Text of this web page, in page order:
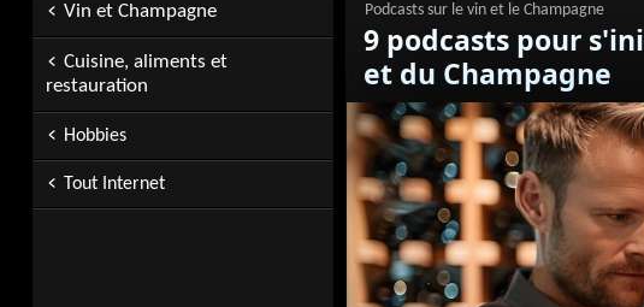
Vin et Champagne
Cuisine, aliments et
restauration
Hobbies
Tout Internet
9 podcasts pour
et du Champagne